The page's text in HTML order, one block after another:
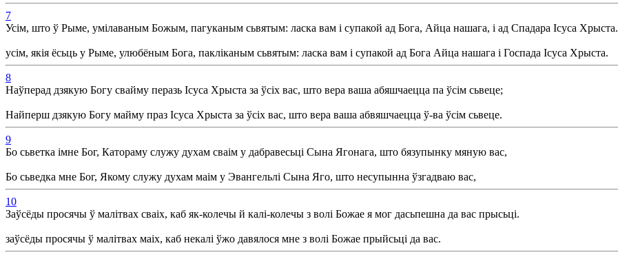
7
Усім, што ў Рыме, умілаваным Божым, пагуканым сьвятым: ласка вам і супакой ад Бога, Айца нашага, і ад Спадара Ісуса Хрыста.
усім, якія ёсьць у Рыме, улюбёным Бога, пакліканым сьвятым: ласка вам і супакой ад Бога Айца нашага і Госпада Ісуса Хрыста.
8
Наўперад дзякую Богу свайму перазь Ісуса Хрыста за ўсіх вас, што вера ваша абяшчаецца па ўсім сьвеце;
Найперш дзякую Богу майму праз Ісуса Хрыста за ўсіх вас, што вера ваша абвяшчаецца ў-ва ўсім сьвеце.
9
Бо сьветка імне Бог, Катораму служу духам сваім у дабравесьці Сына Ягонага, што бязупынку мяную вас,
Бо сьведка мне Бог, Якому служу духам маім у Эвангельлі Сына Яго, што несупынна ўзгадваю вас,
10
Заўсёды просячы ў малітвах сваіх, каб як-колечы й калі-колечы з волі Божае я мог дасьпешна да вас прысьці.
заўсёды просячы ў малітвах маіх, каб некалі ўжо давялося мне з волі Божае прыйсьці да вас.